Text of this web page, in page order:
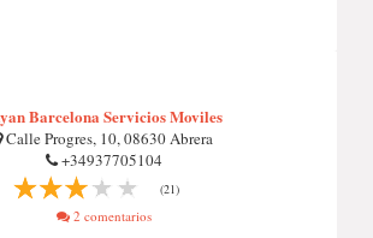
Barcelona Servicios Moviles
Calle Progres, 10, 08630 Abrera
+34937705104
(21)
2 comentarios